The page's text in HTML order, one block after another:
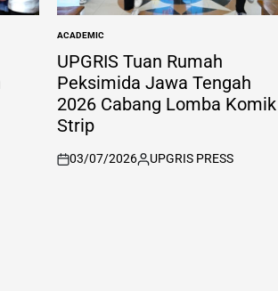
POSTED
IN
ACADEMIC
UPGRIS Tuan Rumah
Peksimida Jawa Tengah
2026 Cabang Lomba Komik
Strip
on
03/07/2026
Posted
UPGRIS PRESS